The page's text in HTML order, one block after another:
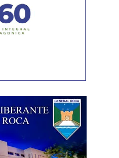
Nacional y al sistema
humanos. Por eso es que
telefonía celular,
produjo una caída del salario
e indirecto sobre las